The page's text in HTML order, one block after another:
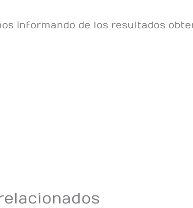
informando de los resultados